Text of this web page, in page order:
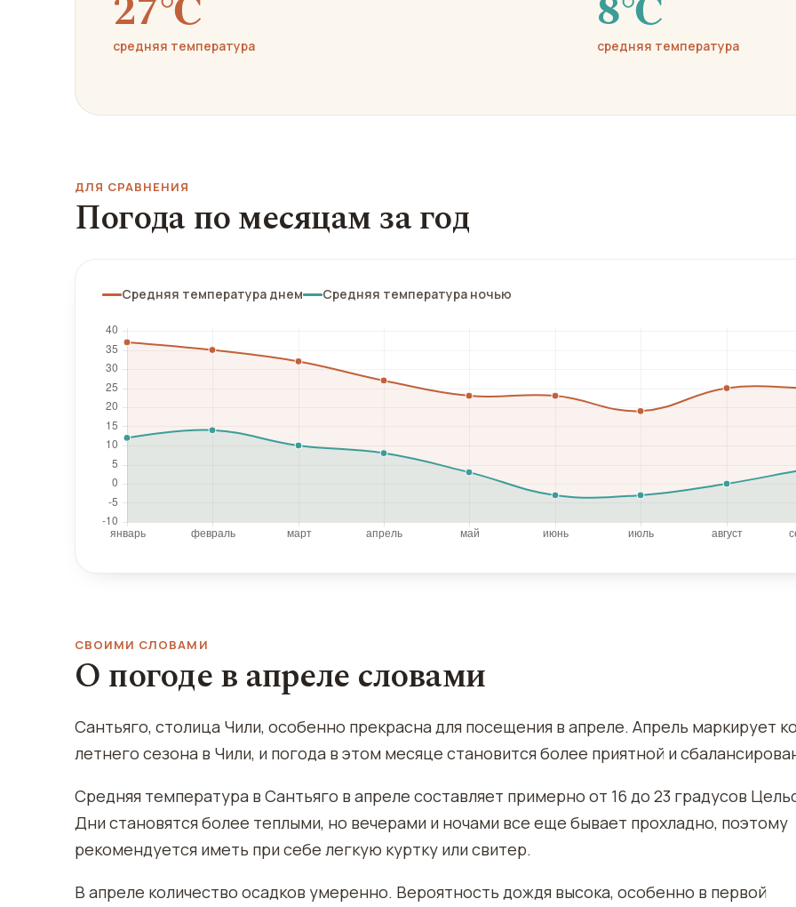
средняя температура средняя температура
ДЛЯ СРАВНЕНИЯ
Погода по месяцам за год
Средняя температура днем Средняя температура ночью
СВОИМИ СЛОВАМИ
О погоде в апреле словами
Сантьяго, столица Чили, особенно прекрасна для посещения в апреле. Апрель маркирует
летнего сезона в Чили, и погода в этом месяце становится более приятной и
Средняя температура в Сантьяго в апреле составляет примерно от 16 до 23 градусов
Дни становятся более теплыми, но вечерами и ночами все еще бывает прохладно, поэтому
рекомендуется иметь при себе легкую куртку или свитер.
В апреле количество осадков умеренно. Вероятность дождя высока, особенно в первой